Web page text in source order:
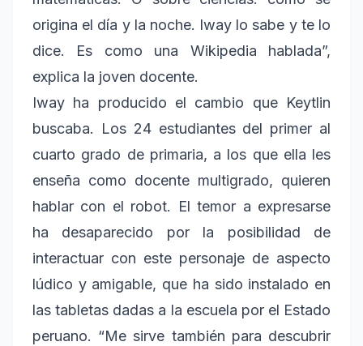
origina el día y la noche. Iway lo sabe y te lo
dice. Es como una Wikipedia hablada”,
explica la joven docente.
Iway ha producido el cambio que Keytlin
buscaba. Los 24 estudiantes del primer al
cuarto grado de primaria, a los que ella les
enseña como docente multigrado, quieren
hablar con el robot. El temor a expresarse
ha desaparecido por la posibilidad de
interactuar con este personaje de aspecto
lúdico y amigable, que ha sido instalado en
las tabletas dadas a la escuela por el Estado
peruano. “Me sirve también para descubrir